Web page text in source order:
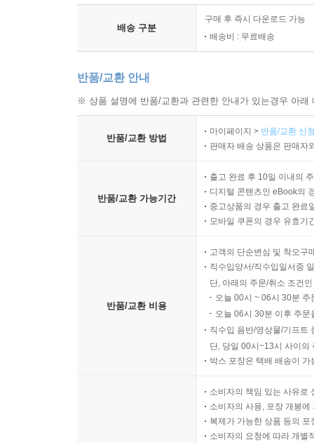
구간 나누기와 반복 설정
프레이징 기준 세우기
10장 점검과 유지 관리
연습 전후 몸 상태 확인
긴장 완화와 통증 예방
악기 상태 점검과 소모품 관리
배송 구분
구매 후 즉시 다운로드 가능
배송비 : 무료배송
반품/교환 안내
※ 상품 설명에 반품/교환과 관련한 안내가 있는경우 아
반품/교환 방법
마이페이지 > 반품/교환 신
판매자 배송 상품은 판매자
반품/교환 가능기간
출고 완료 후 10일 이내의
디지털 콘텐츠인 eBook의
중고상품의 경우 출고 완료
모바일 쿠폰의 경우 유효기
반품/교환 비용
고객의 단순변심 및 착오구
직수입양서/직수입일서중
단, 아래의 주문/취소 조건
오늘 00시 ~ 06시 30분
오늘 06시 30분 이후 주
직수입 음반/영상물/기프트
단, 당일 00시~13시 사이의
박스 포장은 택배 배송이
소비자의 책임 있는 사유로
소비자의 사용, 포장 개봉
복제가 가능한 상품 등의
소비자의 요청에 따라 개별